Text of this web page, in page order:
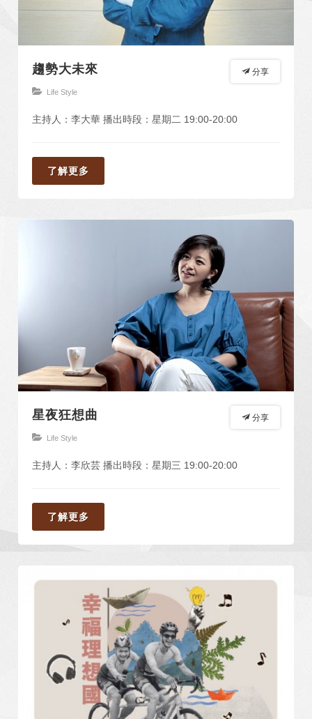
分享
趨勢大未來
Life Style
主持人：李大華 播出時段：星期二 19:00-20:00
了解更多
分享
星夜狂想曲
Life Style
主持人：李欣芸 播出時段：星期三 19:00-20:00
了解更多